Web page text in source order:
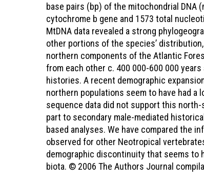
base pairs (bp) of the mitochondrial DNA
cytochrome b gene and 1573 total
MtDNA data revealed a strong
other portions of the species’
northern components of the Atlantic
from each other c. 400 000-600 000
histories. A recent demographic
northern populations seem to have had a
sequence data did not support this
part to secondary male-mediated
based analyses. We have compared the
observed for other Neotropical
demographic discontinuity that seems to
biota. © 2006 The Authors Journal